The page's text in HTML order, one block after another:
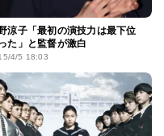
涼子「最初の演技力は最下位
た」と監督が激白
4/5 18:03